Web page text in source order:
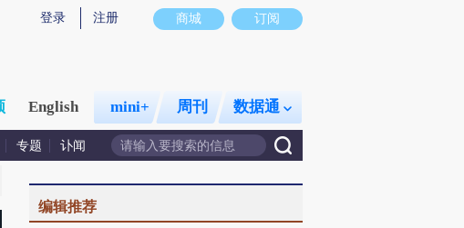
商城 订阅
登录 注册
English mini+ 周刊 数据通
专题 讣闻
编辑推荐